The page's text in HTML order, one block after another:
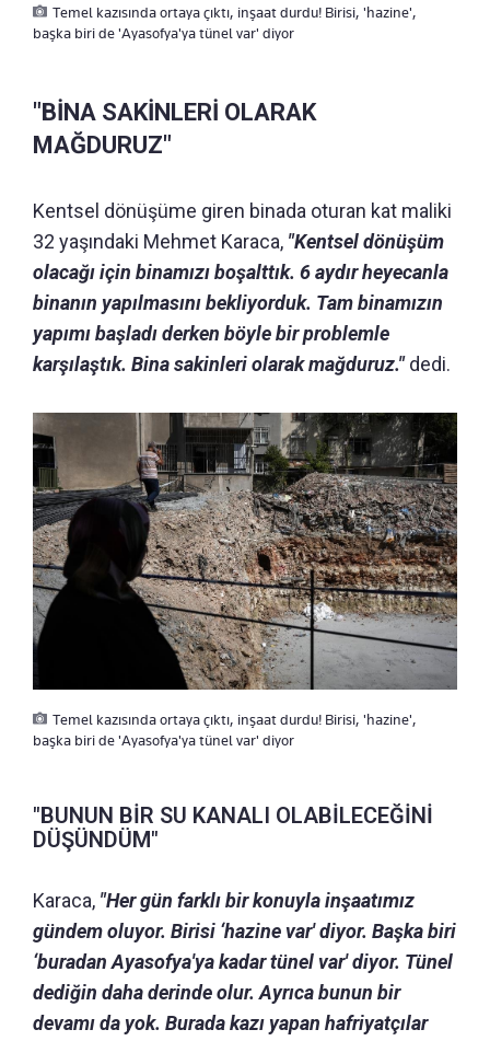
Temel kazısında ortaya çıktı, inşaat durdu! Birisi, 'hazine',
başka biri de 'Ayasofya'ya tünel var' diyor
"BİNA SAKİNLERİ OLARAK
MAĞDURUZ"
Kentsel dönüşüme giren binada oturan kat maliki
32 yaşındaki Mehmet Karaca, "Kentsel dönüşüm
olacağı için binamızı boşalttık. 6 aydır heyecanla
binanın yapılmasını bekliyorduk. Tam binamızın
yapımı başladı derken böyle bir problemle
karşılaştık. Bina sakinleri olarak mağduruz."dedi.
Temel kazısında ortaya çıktı, inşaat durdu! Birisi, 'hazine',
başka biri de 'Ayasofya'ya tünel var' diyor
"BUNUN BİR SU KANALI OLABİLECEĞİNİ
DÜŞÜNDÜM"
Karaca, "Her gün farklı bir konuyla inşaatımız
gündem oluyor. Birisi ‘hazine var' diyor. Başka biri
‘buradan Ayasofya'ya kadar tünel var' diyor. Tünel
dediğin daha derinde olur. Ayrıca bunun bir
devamı da yok. Burada kazı yapan hafriyatçılar